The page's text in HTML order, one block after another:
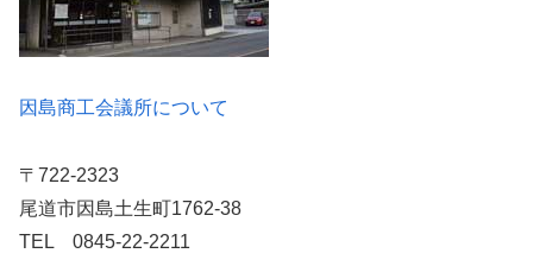
因島商工会議所について
〒722-2323
尾道市因島土生町1762-38
TEL 0845-22-2211